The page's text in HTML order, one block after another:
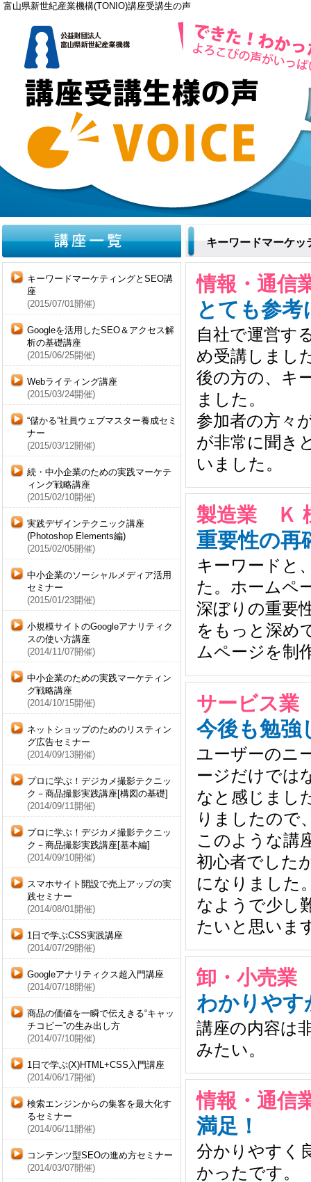
富山県新世紀産業機構(TONIO)講座受講生の声
キーワードマーケティングとSEO講
座
(2015/07/01開催)
Googleを活用したSEO＆アクセス解
析の基礎講座
(2015/06/25開催)
Webライティング講座
(2015/03/24開催)
“儲かる”社員ウェブマスター養成セミ
ナー
(2015/03/12開催)
続・中小企業のための実践マーケテ
ィング戦略講座
(2015/02/10開催)
実践デザインテクニック講座
(Photoshop Elements編)
(2015/02/05開催)
中小企業のソーシャルメディア活用
セミナー
(2015/01/23開催)
小規模サイトのGoogleアナリティク
スの使い方講座
(2014/11/07開催)
中小企業のための実践マーケティン
グ戦略講座
(2014/10/15開催)
ネットショップのためのリスティン
グ広告セミナー
(2014/09/13開催)
プロに学ぶ！デジカメ撮影テクニッ
ク－商品撮影実践講座[構図の基礎]
(2014/09/11開催)
プロに学ぶ！デジカメ撮影テクニッ
ク－商品撮影実践講座[基本編]
(2014/09/10開催)
スマホサイト開設で売上アップの実
践セミナー
(2014/08/01開催)
1日で学ぶCSS実践講座
(2014/07/29開催)
Googleアナリティクス超入門講座
(2014/07/18開催)
商品の価値を一瞬で伝えきる“キャッ
チコピー”の生み出し方
(2014/07/10開催)
1日で学ぶ(X)HTML+CSS入門講座
(2014/06/17開催)
検索エンジンからの集客を最大化す
るセミナー
(2014/06/11開催)
コンテンツ型SEOの進め方セミナー
(2014/03/07開催)
キーワードマーケッ
情報・通
とても参
自社で運営す
め受講しまし
後の方の、キ
ました。
参加者の方々
が非常に聞き
いました。
製造業 Ｋ
重要性の再
キーワードと
た。ホームペ
深ぼりの重要
をもっと深め
ムページを制
サービス
今後も勉強
ユーザーのニ
ージだけでは
なと感じまし
りましたので
このような講
初心者でした
になりました
なようで少し
たいと思いま
卸・小売
わかりやす
講座の内容は
みたい。
情報・通
満足！
分かりやすく
かったです。